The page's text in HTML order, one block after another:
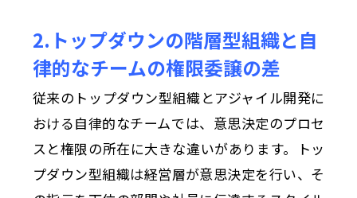
2.トップダウンの階層型組織と自
律的なチームの権限委譲の差
従来のトップダウン型組織とアジャイル開発に
おける自律的なチームでは、意思決定のプロセ
スと権限の所在に大きな違いがあります。トッ
プダウン型組織は経営層が意思決定を行い、そ